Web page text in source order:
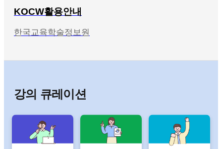
KOCW활용안내
한국교육학술정보원
강의 큐레이션